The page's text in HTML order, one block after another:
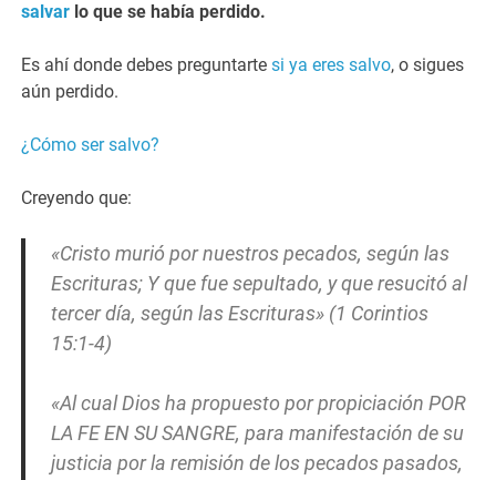
salvar lo que se había perdido.
Es ahí donde debes preguntartesi ya eres salvo, o sigues
aún perdido.
¿Cómo ser salvo?
Creyendo que:
«Cristo murió por nuestros pecados, según las
Escrituras; Y que fue sepultado, y que resucitó al
tercer día, según las Escrituras» (1 Corintios
15:1-4)
«Al cual Dios ha propuesto por propiciación POR
LA FE EN SU SANGRE, para manifestación de su
justicia por la remisión de los pecados pasados,